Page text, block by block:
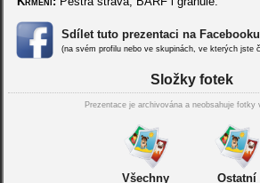
Sdílet tuto prezentaci na Facebooku
(na svém profilu nebo ve skupinách, ve kterých jste
Složky fotek
Prezentace je archivována a neobsahuje fotky
Všechny
Ostatní